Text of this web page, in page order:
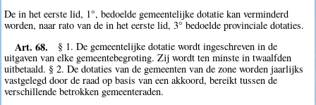
De in het eerste lid, 1°, bedoelde gemeentelijke dotatie kan verminderd
worden, naar rato van de in het eerste lid, 3° bedoelde provinciale dotaties.
Art. 68.
§ 1. De gemeentelijke dotatie wordt ingeschreven in de
uitgaven van elke gemeentebegroting. Zij wordt ten minste in twaalfden
uitbetaald. § 2. De dotaties van de gemeenten van de zone worden jaarlijks
vastgelegd door de raad op basis van een akkoord, bereikt tussen de
verschillende betrokken gemeenteraden.